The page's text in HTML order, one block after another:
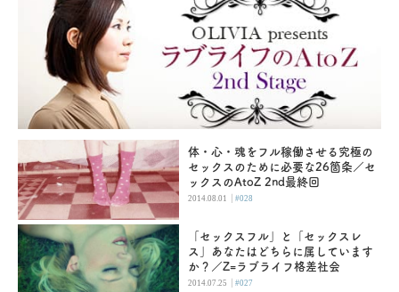
体・心・魂をフル稼働させる究極の
セックスのために必要な26箇条／セ
ックスのAtoZ 2nd最終回
2014.08.01 |#028
「セックスフル」と「セックスレ
ス」あなたはどちらに属しています
か？／Z=ラブライフ格差社会
2014.07.25 |#027